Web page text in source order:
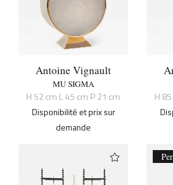
Antoine Vignault
MU SIGMA
H 52 cm L 45 cm P 21 cm
Disponibilité et prix sur
demande
H